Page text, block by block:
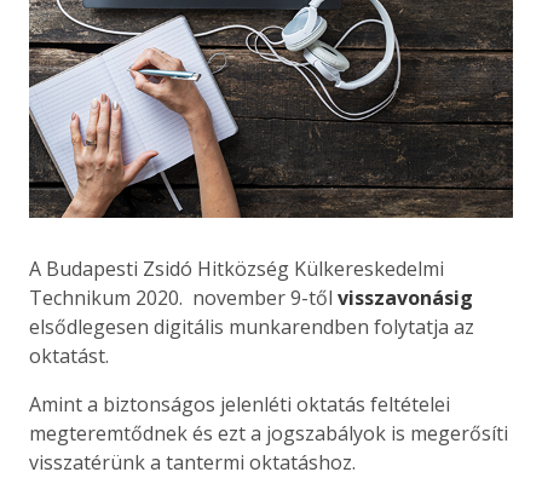
A Budapesti Zsidó Hitközség Külkereskedelmi
Technikum 2020. november 9-től visszavonásig
elsődlegesen digitális munkarendben folytatja az
oktatást.
Amint a biztonságos jelenléti oktatás feltételei
megteremtődnek és ezt a jogszabályok is megerősíti
visszatérünk a tantermi oktatáshoz.